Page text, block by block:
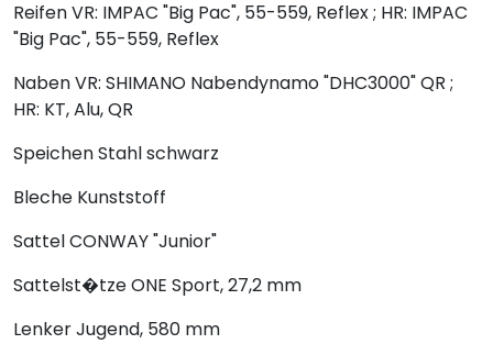
ReifenVR: IMPAC "Big Pac", 55-559, Reflex ; HR: IMPAC
"Big Pac", 55-559, Reflex
NabenVR: SHIMANO Nabendynamo "DHC3000" QR ;
HR: KT, Alu, QR
SpeichenStahl schwarz
Bleche Kunststoff
SattelCONWAY "Junior"
Sattelst�tzeONE Sport, 27,2 mm
LenkerJugend, 580 mm